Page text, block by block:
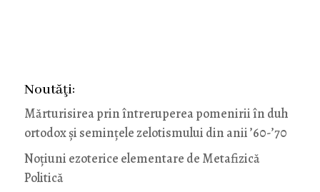
Noutăţi:
Mărturisirea prin întreruperea pomenirii în duh
ortodox și semințele zelotismului din anii ’60-’70
Noţiuni ezoterice elementare de Metafizică
Politică